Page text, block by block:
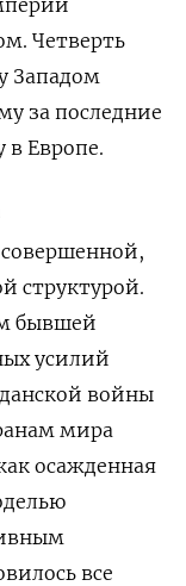
Четверть
Западом
за последние
Европе.
структурой.
бывшей
усилий
войны
мира
осажденная
все